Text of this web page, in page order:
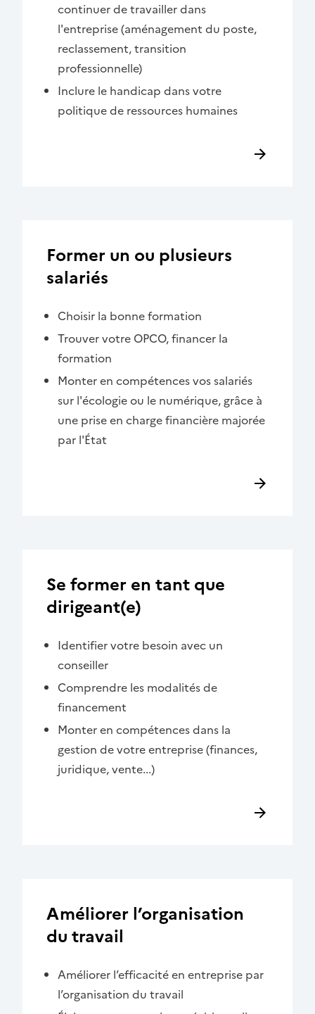
continuer de travailler dans
l'entreprise (aménagement du poste,
reclassement, transition
professionnelle)
Inclure le handicap dans votre
politique de ressources humaines
Former un ou plusieurs
salariés
Choisir la bonne formation
Trouver votre OPCO, financer la
formation
Monter en compétences vos salariés
sur l'écologie ou le numérique, grâce à
une prise en charge financière majorée
par l'État
Se former en tant que
dirigeant(e)
Identifier votre besoin avec un
conseiller
Comprendre les modalités de
financement
Monter en compétences dans la
gestion de votre entreprise (finances,
juridique, vente...)
Améliorer l’organisation
du travail
Améliorer l’efficacité en entreprise par
l’organisation du travail